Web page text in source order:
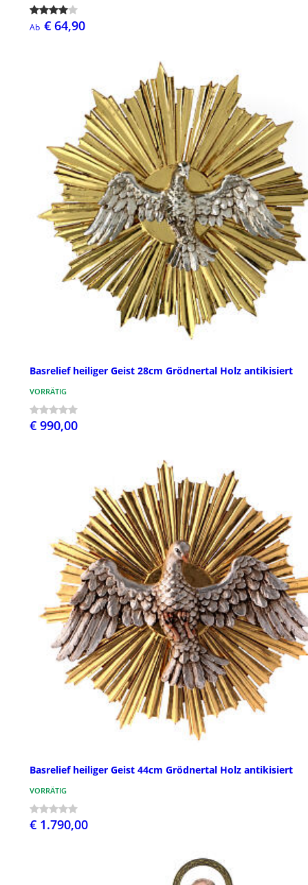
Ab € 64,90
Basrelief heiliger Geist 28cm Grödnertal Holz antikisiert
VORRÄTIG
€ 990,00
Basrelief heiliger Geist 44cm Grödnertal Holz antikisiert
VORRÄTIG
€ 1.790,00